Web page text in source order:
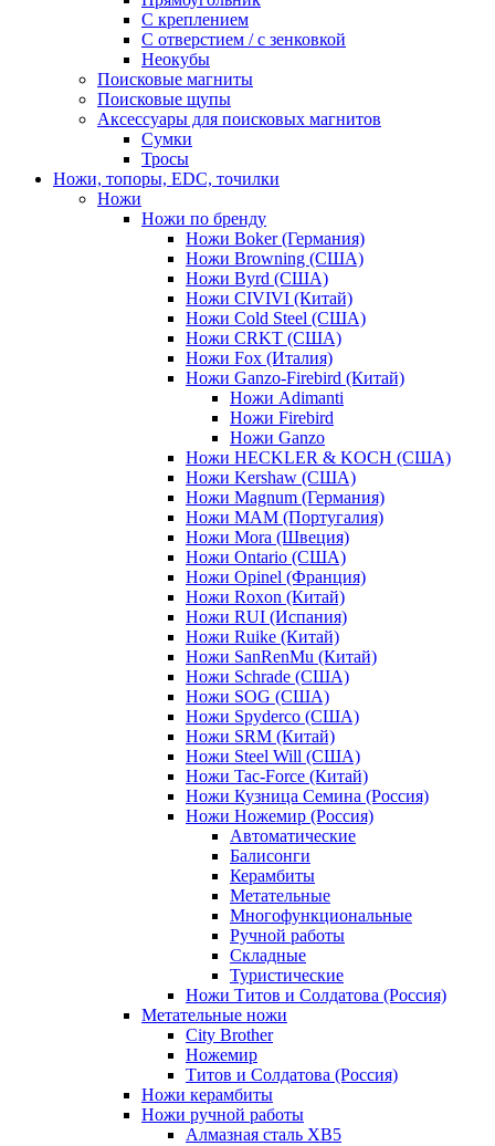
С креплением
С отверстием / с зенковкой
Неокубы
Поисковые магниты
Поисковые щупы
Аксессуары для поисковых магнитов
Сумки
Тросы
Ножи, топоры, EDC, точилки
Ножи
Ножи по бренду
Ножи Boker (Германия)
Ножи Browning (США)
Ножи Byrd (США)
Ножи CIVIVI (Китай)
Ножи Cold Steel (США)
Ножи CRKT (США)
Ножи Fox (Италия)
Ножи Ganzo-Firebird (Китай)
Ножи Adimanti
Ножи Firebird
Ножи Ganzo
Ножи HECKLER & KOCH (США)
Ножи Kershaw (США)
Ножи Magnum (Германия)
Ножи MAM (Португалия)
Ножи Mora (Швеция)
Ножи Ontario (США)
Ножи Opinel (Франция)
Ножи Roxon (Китай)
Ножи RUI (Испания)
Ножи Ruike (Китай)
Ножи SanRenMu (Китай)
Ножи Schrade (США)
Ножи SOG (США)
Ножи Spyderco (США)
Ножи SRM (Китай)
Ножи Steel Will (США)
Ножи Tac-Force (Китай)
Ножи Кузница Семина (Россия)
Ножи Ножемир (Россия)
Автоматические
Балисонги
Керамбиты
Метательные
Многофункциональные
Ручной работы
Складные
Туристические
Ножи Титов и Солдатова (Россия)
Метательные ножи
City Brother
Ножемир
Титов и Солдатова (Россия)
Ножи керамбиты
Ножи ручной работы
Алмазная сталь ХВ5